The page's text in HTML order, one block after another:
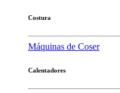
Costura
Máquinas de Coser
Calentadores